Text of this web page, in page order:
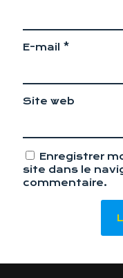
E-mail *
Site web
Enregistrer
site dans le
commentaire.